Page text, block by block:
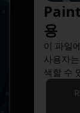
용
이 파일
사용자
색할 수